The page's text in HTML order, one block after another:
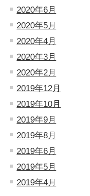
2020年6月
2020年5月
2020年4月
2020年3月
2020年2月
2019年12月
2019年10月
2019年9月
2019年8月
2019年6月
2019年5月
2019年4月